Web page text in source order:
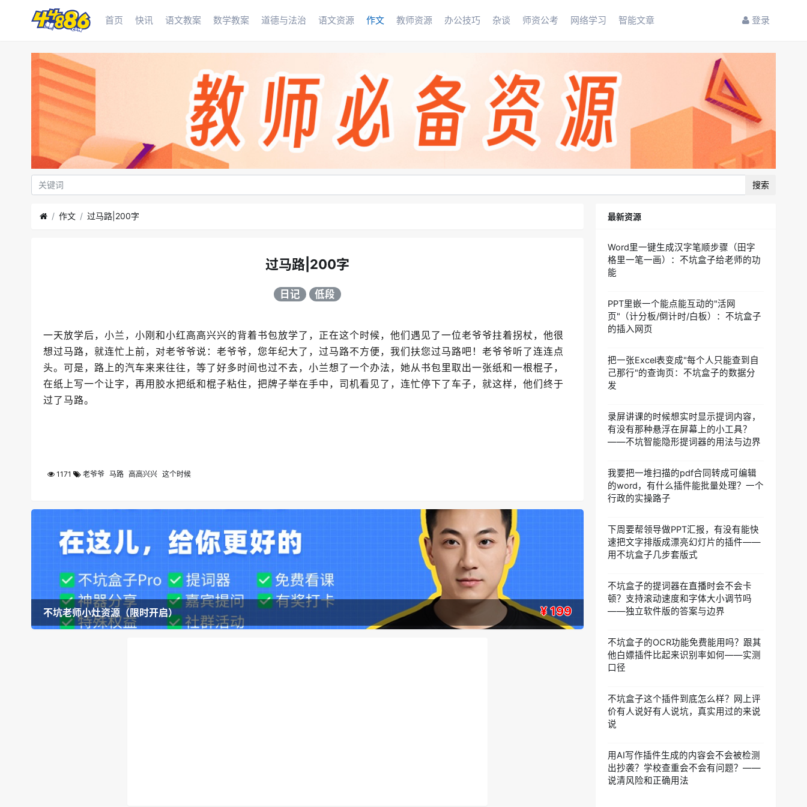
首页 快讯 语文教案 数学教案 道德与法治 语文资源 作文 教师资源 办公技巧 杂谈 师资公考 网络学习 智能文章 登录
搜索
作文 过马路|200字
过马路|200字
日记 低段
一天放学后，小兰，小刚和小红高高兴兴的背着书包放学了，正在这个时候，他们遇见了一位老爷爷拄着拐杖，他很
想过马路，就连忙上前，对老爷爷说：老爷爷，您年纪大了，过马路不方便，我们扶您过马路吧！老爷爷听了连连点
头。可是，路上的汽车来来往往，等了好多时间也过不去，小兰想了一个办法，她从书包里取出一张纸和一根棍子，
在纸上写一个让字，再用胶水把纸和棍子粘住，把牌子举在手中，司机看见了，连忙停下了车子，就这样，他们终于
过了马路。
1171 老爷爷 马路 高高兴兴 这个时候
不坑老师小灶资源（限时开启） ¥ 199
最新资源
Word里一键生成汉字笔顺步骤（田字
格里一笔一画）：不坑盒子给老师的功
能
PPT里嵌一个能点能互动的"活网
页"（计分板/倒计时/白板）：不坑盒子
的插入网页
把一张Excel表变成"每个人只能查到自
己那行"的查询页：不坑盒子的数据分
发
录屏讲课的时候想实时显示提词内容，
有没有那种悬浮在屏幕上的小工具？
——不坑智能隐形提词器的用法与边界
我要把一堆扫描的pdf合同转成可编辑
的word，有什么插件能批量处理？一个
行政的实操路子
下周要帮领导做PPT汇报，有没有能快
速把文字排版成漂亮幻灯片的插件——
用不坑盒子几步套版式
不坑盒子的提词器在直播时会不会卡
顿？支持滚动速度和字体大小调节吗
——独立软件版的答案与边界
不坑盒子的OCR功能免费能用吗？跟其
他白嫖插件比起来识别率如何——实测
口径
不坑盒子这个插件到底怎么样？网上评
价有人说好有人说坑，真实用过的来说
说
用AI写作插件生成的内容会不会被检测
出抄袭？学校查重会不会有问题？——
说清风险和正确用法